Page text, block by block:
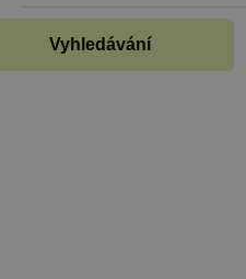
Vyhledávání